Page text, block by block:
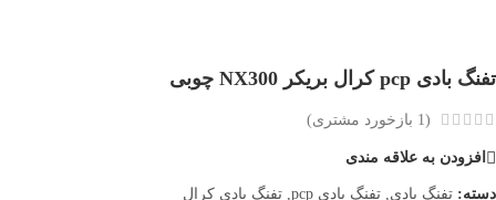
تفنگ بادی pcp کرال بریکر NX300 چوبی
(
1 بازخورد مشتری)
افزودن به علاقه مندی
دسته: تفنگ بادی, تفنگ بادی pcp , تفنگ بادی کرال